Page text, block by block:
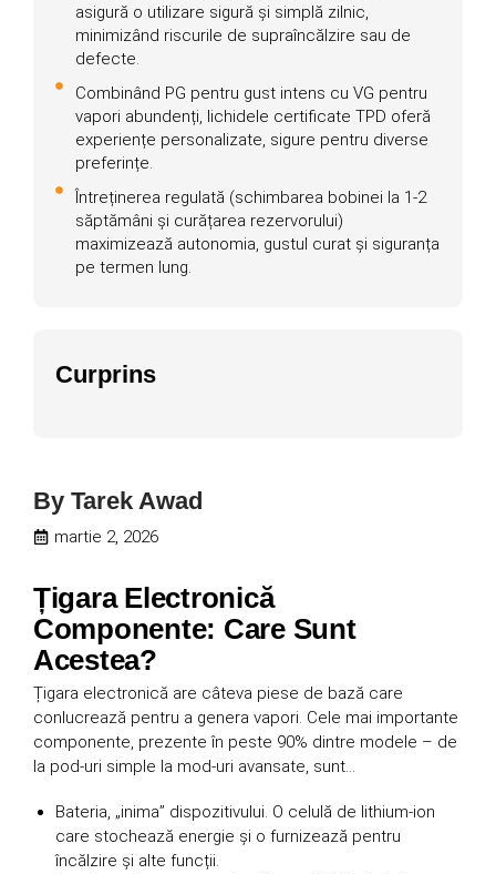
asigură o utilizare sigură și simplă zilnic,
minimizând riscurile de supraîncălzire sau de
defecte.
Combinând PG pentru gust intens cu VG pentru
vapori abundenți, lichidele certificate TPD oferă
experiențe personalizate, sigure pentru diverse
preferințe.
Întreținerea regulată (schimbarea bobinei la 1-2
săptămâni și curățarea rezervorului)
maximizează autonomia, gustul curat și siguranța
pe termen lung.
Curprins
By Tarek Awad
martie 2, 2026
Țigara Electronică
Componente: Care Sunt
Acestea?
Țigara electronică are câteva piese de bază care
conlucrează pentru a genera vapori. Cele mai importante
componente, prezente în peste 90% dintre modele – de
la pod-uri simple la mod-uri avansate, sunt…
Bateria, „inima” dispozitivului. O celulă de lithium-ion
care stochează energie și o furnizează pentru
încălzire și alte funcții.